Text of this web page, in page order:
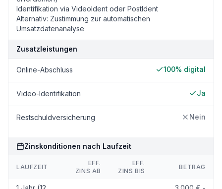
Identifikation via VideoIdent oder PostIdent
Alternativ: Zustimmung zur automatischen
Umsatzdatenanalyse
Zusatzleistungen
Online-Abschluss 100% digital
Video-Identifikation Ja
Restschuldversicherung Nein
Zinskonditionen nach Laufzeit
LAUFZEIT
EFF.
ZINS AB
EFF.
ZINS BIS
BETRAG